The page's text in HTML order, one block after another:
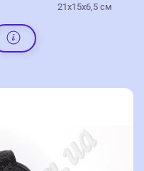
21х15х6,5 см